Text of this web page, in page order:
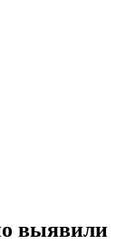
выявили